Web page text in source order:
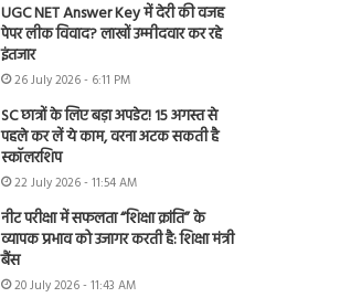
UGC NET Answer Key में देरी की वजह
पेपर लीक विवाद? लाखों उम्मीदवार कर रहे
इंतजार
26 July 2026 - 6:11 PM
SC छात्रों के लिए बड़ा अपडेट! 15 अगस्त से
पहले कर लें ये काम, वरना अटक सकती है
स्कॉलरशिप
22 July 2026 - 11:54 AM
नीट परीक्षा में सफलता “शिक्षा क्रांति” के
व्यापक प्रभाव को उजागर करती है: शिक्षा मंत्री
बैंस
20 July 2026 - 11:43 AM